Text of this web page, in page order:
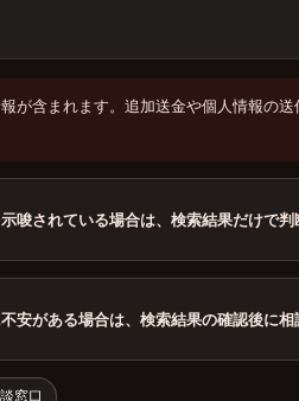
が含まれます。追加送金や個人情報の
唆されている場合は、検索結果だけで
安がある場合は、検索結果の確認後に相
窓口